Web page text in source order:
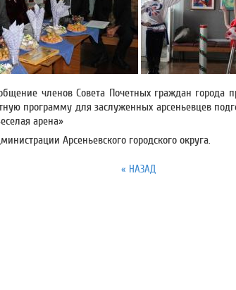
членов Совета Почетных граждан города
программу для заслуженных арсеньевцев
арена»
Арсеньевского городского округа.
« НАЗАД